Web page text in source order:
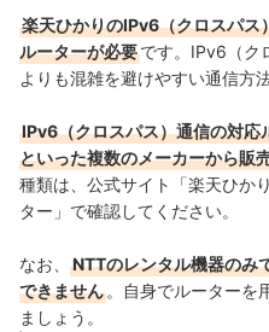
楽天ひかりのIPv6（クロスパス
ルーターが必要です。 IPv6（ク
よりも混雑を避けやすい通信方
IPv6（クロスパス）通信の対応
といった複数のメーカーから販
種類は、公式サイト「楽天ひか
ター 」で確認してください。
なお、
NTTのレンタル機器のみ
できません 。自身でルーターを
ましょう。